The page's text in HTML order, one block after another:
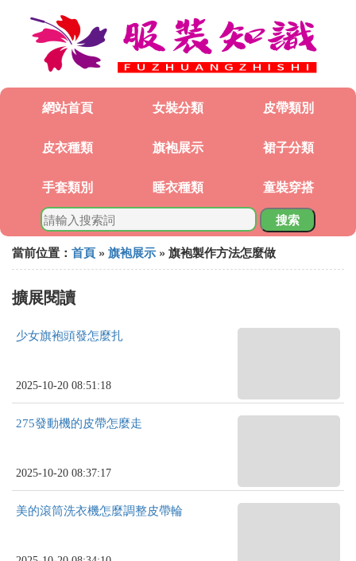
網站首頁 女裝分類 皮帶類別
皮衣種類 旗袍展示 裙子分類
手套類別 睡衣種類 童裝穿搭
搜索
當前位置： 首頁 » 旗袍展示 » 旗袍製作方法怎麼做
擴展閱讀
少女旗袍頭發怎麼扎
2025-10-20 08:51:18
275發動機的皮帶怎麼走
2025-10-20 08:37:17
美的滾筒洗衣機怎麼調整皮帶輪